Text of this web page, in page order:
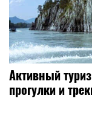
Активный
прогулки и